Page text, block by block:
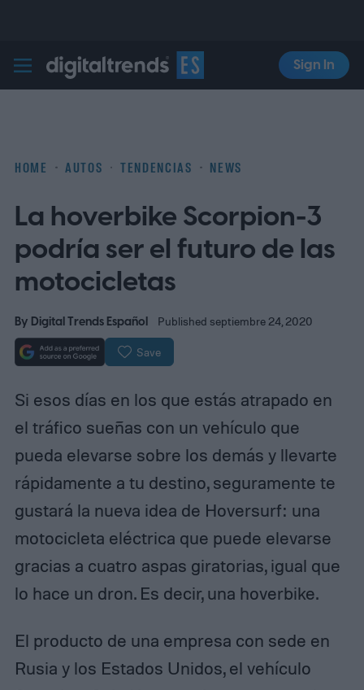
Digital Trends Español
Sign In
HOME AUTOS TENDENCIAS NEWS
La hoverbike Scorpion-3
podría ser el futuro de las
motocicletas
By Digital Trends Español Published septiembre 24, 2020
Save
Si esos días en los que estás atrapado en
el tráfico sueñas con un vehículo que
pueda elevarse sobre los demás y llevarte
rápidamente a tu destino, seguramente te
gustará la nueva idea de Hoversurf: una
motocicleta eléctrica que puede elevarse
gracias a cuatro aspas giratorias, igual que
lo hace un dron. Es decir, una hoverbike.
El producto de una empresa con sede en
Rusia y los Estados Unidos, el vehículo